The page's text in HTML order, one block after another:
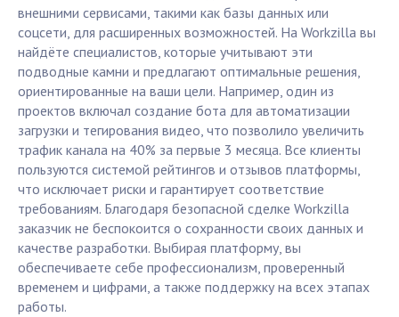
внешними сервисами, такими как базы данных или
соцсети, для расширенных возможностей. На Workzilla вы
найдёте специалистов, которые учитывают эти
подводные камни и предлагают оптимальные решения,
ориентированные на ваши цели. Например, один из
проектов включал создание бота для автоматизации
загрузки и тегирования видео, что позволило увеличить
трафик канала на 40% за первые 3 месяца. Все клиенты
пользуются системой рейтингов и отзывов платформы,
что исключает риски и гарантирует соответствие
требованиям. Благодаря безопасной сделке Workzilla
заказчик не беспокоится о сохранности своих данных и
качестве разработки. Выбирая платформу, вы
обеспечиваете себе профессионализм, проверенный
временем и цифрами, а также поддержку на всех этапах
работы.